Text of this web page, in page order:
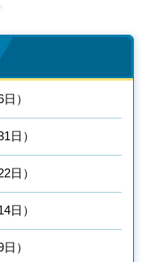
）
日）
日）
日）
）